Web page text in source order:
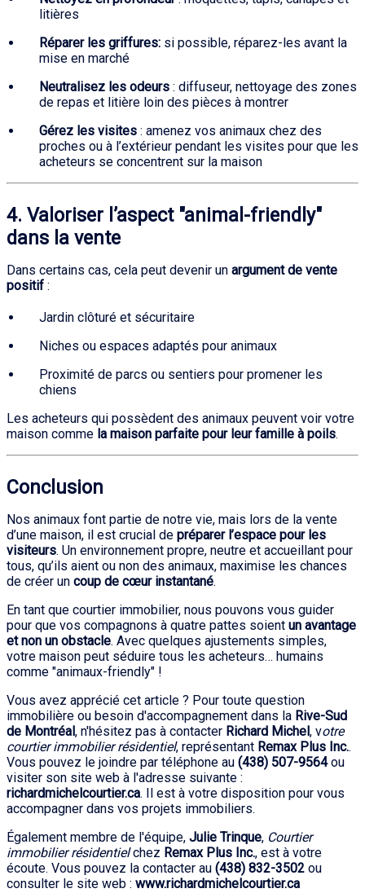
litières
Réparer les griffures: si possible, réparez-les avant la
mise en marché
Neutralisez les odeurs : diffuseur, nettoyage des zones
de repas et litière loin des pièces à montrer
Gérez les visites : amenez vos animaux chez des
proches ou à l’extérieur pendant les visites pour que les
acheteurs se concentrent sur la maison
4. Valoriser l’aspect "animal-friendly"
dans la vente
Dans certains cas, cela peut devenir un argument de vente
positif :
Jardin clôturé et sécuritaire
Niches ou espaces adaptés pour animaux
Proximité de parcs ou sentiers pour promener les
chiens
Les acheteurs qui possèdent des animaux peuvent voir votre
maison comme la maison parfaite pour leur famille à poils.
Conclusion
Nos animaux font partie de notre vie, mais lors de la vente
d’une maison, il est crucial de préparer l’espace pour les
visiteurs. Un environnement propre, neutre et accueillant pour
tous, qu’ils aient ou non des animaux, maximise les chances
de créer un coup de cœur instantané.
En tant que courtier immobilier, nous pouvons vous guider
pour que vos compagnons à quatre pattes soient un avantage
et non un obstacle. Avec quelques ajustements simples,
votre maison peut séduire tous les acheteurs… humains
comme "animaux-friendly" !
Vous avez apprécié cet article ? Pour toute question
immobilière ou besoin d'accompagnement dans la Rive-Sud
de Montréal , n'hésitez pas à contacter Richard Michel , votre
courtier immobilier résidentiel, représentant Remax Plus Inc..
Vous pouvez le joindre par téléphone au (438) 507-9564ou
visiter son site web à l'adresse suivante :
richardmichelcourtier.ca. Il est à votre disposition pour vous
accompagner dans vos projets immobiliers.
Également membre de l'équipe, Julie Trinque, Courtier
immobilier résidentielchez Remax Plus Inc., est à votre
écoute. Vous pouvez la contacter au (438) 832-3502 ou
consulter le site web : www.richardmichelcourtier.ca